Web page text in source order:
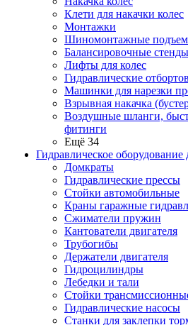
Клети для накачки колес
Монтажки
Шиномонтажные
Балансировочные
Лифты для колес
Гидравлические
Машинки для нарезки
Взрывная накачка
Воздушные шланги,
фитинги
Ещё 34
Гидравлическое оборудование
Домкраты
Гидравлические прессы
Стойки автомобильные
Краны гаражные
Сжиматели пружин
Кантователи двигателя
Трубогибы
Держатели двигателя
Гидроцилиндры
Лебедки и тали
Стойки
Гидравлические насосы
Cтанки для заклепки